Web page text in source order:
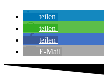
teilen
teilen
teilen
E-Mail